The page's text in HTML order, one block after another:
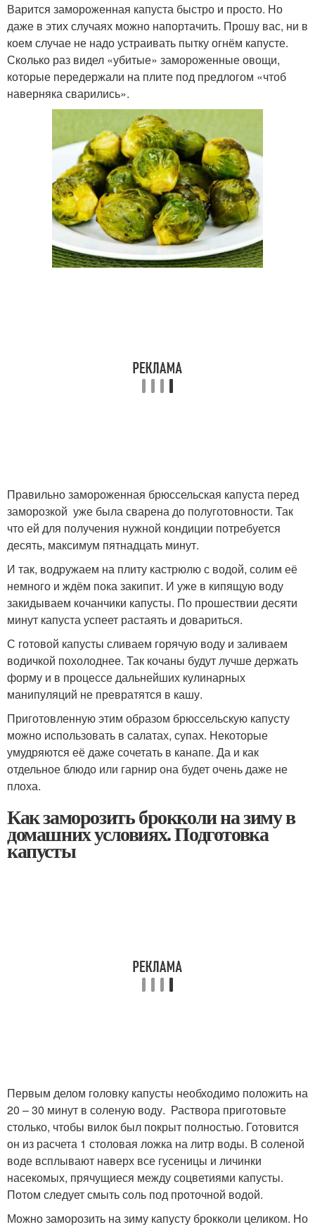
Варится замороженная капуста быстро и просто. Но
даже в этих случаях можно напортачить. Прошу вас, ни в
коем случае не надо устраивать пытку огнём капусте.
Сколько раз видел «убитые» замороженные овощи,
которые передержали на плите под предлогом «чтоб
наверняка сварились».
Правильно замороженная брюссельская капуста перед
заморозкой уже была сварена до полуготовности. Так
что ей для получения нужной кондиции потребуется
десять, максимум пятнадцать минут.
И так, водружаем на плиту кастрюлю с водой, солим её
немного и ждём пока закипит. И уже в кипящую воду
закидываем кочанчики капусты. По прошествии десяти
минут капуста успеет растаять и довариться.
С готовой капусты сливаем горячую воду и заливаем
водичкой похолоднее. Так кочаны будут лучше держать
форму и в процессе дальнейших кулинарных
манипуляций не превратятся в кашу.
Приготовленную этим образом брюссельскую капусту
можно использовать в салатах, супах. Некоторые
умудряются её даже сочетать в канапе. Да и как
отдельное блюдо или гарнир она будет очень даже не
плоха.
Как заморозить брокколи на зиму в
домашних условиях. Подготовка
капусты
Первым делом головку капусты необходимо положить на
20 – 30 минут в соленую воду. Раствора приготовьте
столько, чтобы вилок был покрыт полностью. Готовится
он из расчета 1 столовая ложка на литр воды. В соленой
воде всплывают наверх все гусеницы и личинки
насекомых, прячущиеся между соцветиями капусты.
Потом следует смыть соль под проточной водой.
Можно заморозить на зиму капусту брокколи целиком. Но